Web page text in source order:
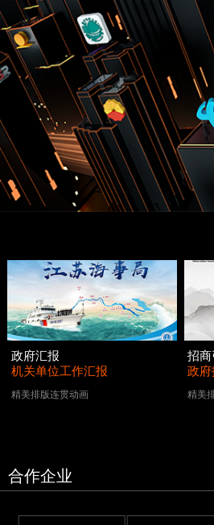
政府汇报
机关单位工作汇报
精美排版连贯动画
招商
政
精美
合作企业